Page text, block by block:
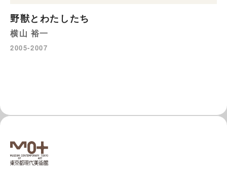
野獣とわたしたち
横山 裕一
2005-2007